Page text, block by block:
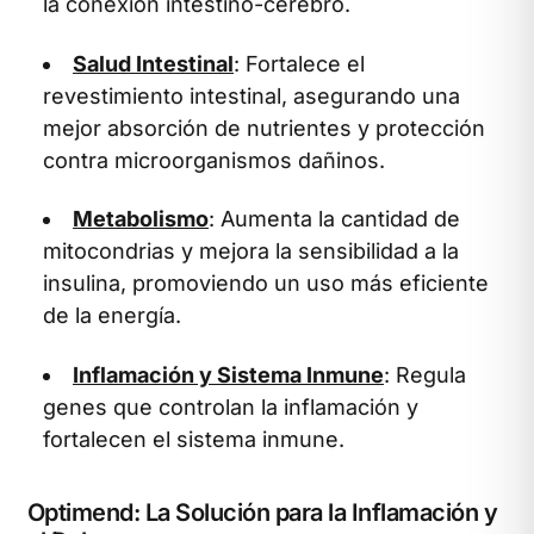
Salud Intestinal: Fortalece el
revestimiento intestinal, asegurando una
mejor absorción de nutrientes y protección
contra microorganismos dañinos.
Metabolismo: Aumenta la cantidad de
mitocondrias y mejora la sensibilidad a la
insulina, promoviendo un uso más eficiente
de la energía.
Inflamación y Sistema Inmune: Regula
genes que controlan la inflamación y
fortalecen el sistema inmune.
Optimend: La Solución para la Inflamación y